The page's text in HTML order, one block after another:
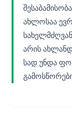
ახლოსაა
არის
სად უნდა